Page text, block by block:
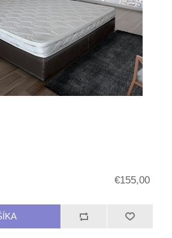
€155,00